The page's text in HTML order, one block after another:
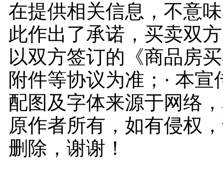
在提供相关信息，不意
此作出了承诺，买卖双
以双方签订的《商品房
附件等协议为准；· 本宣
配图及字体来源于网络
原作者所有，如有侵权
删除，谢谢！